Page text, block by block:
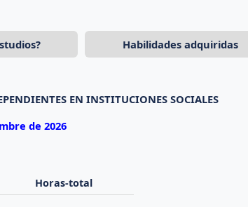
Habilidades adquiridas
EN INSTITUCIONES SOCIALES
de 2026
Horas-total